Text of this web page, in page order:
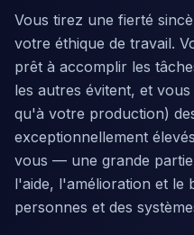
Vous tirez une fierté
votre éthique de travail.
prêt à accomplir les
les autres évitent, et
qu'à votre production)
exceptionnellement
vous — une grande
l'aide, l'amélioration et le
personnes et des